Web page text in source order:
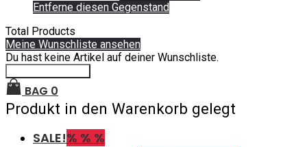
Entferne diesen Gegenstand
Total Products
Meine Wunschliste ansehen
Du hast keine Artikel auf deiner Wunschliste.
BAG 0
Produkt in den Warenkorb gelegt
SALE!% % %